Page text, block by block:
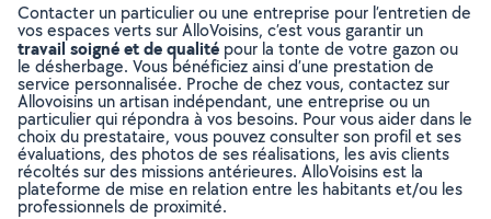
Contacter un particulier ou une entreprise pour l’entretien de
vos espaces verts sur AlloVoisins, c’est vous garantir un
travail soigné et de qualité pour la tonte de votre gazon ou
le désherbage. Vous bénéficiez ainsi d’une prestation de
service personnalisée. Proche de chez vous, contactez sur
Allovoisins un artisan indépendant, une entreprise ou un
particulier qui répondra à vos besoins. Pour vous aider dans le
choix du prestataire, vous pouvez consulter son profil et ses
évaluations, des photos de ses réalisations, les avis clients
récoltés sur des missions antérieures. AlloVoisins est la
plateforme de mise en relation entre les habitants et/ou les
professionnels de proximité.